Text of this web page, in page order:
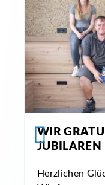
WIR
JUBILAREN
Herzlichen